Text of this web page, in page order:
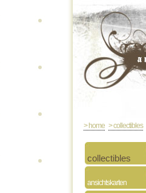
> home > collectibles
collectibles
ansichtskarten